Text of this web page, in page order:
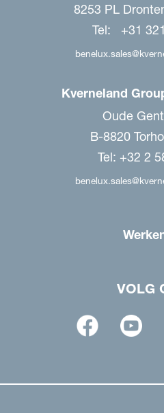
8253 PL
Tel: +31
Kverneland
Oude
B-8820
Tel: +32 2
VOLG